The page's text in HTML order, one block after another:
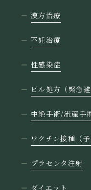
漢方治療
不妊治療
性感染症
ピル処方（緊急
中絶手術/流産手
ワクチン接種（予
プラセンタ注射
ダイエット